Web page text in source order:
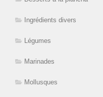
Ingrédients divers
Légumes
Marinades
Mollusques